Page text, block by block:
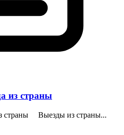
из страны
страны Выезды из страны...